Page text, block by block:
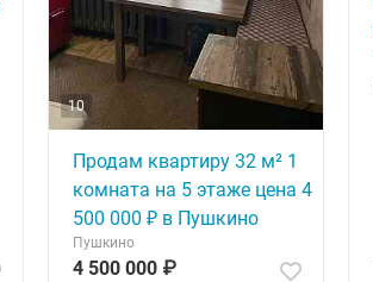
10
Продам квартиру 32 м² 1
комната на 5 этаже цена 4
500 000 ₽ в Пушкино
Пушкино
4 500 000 ₽